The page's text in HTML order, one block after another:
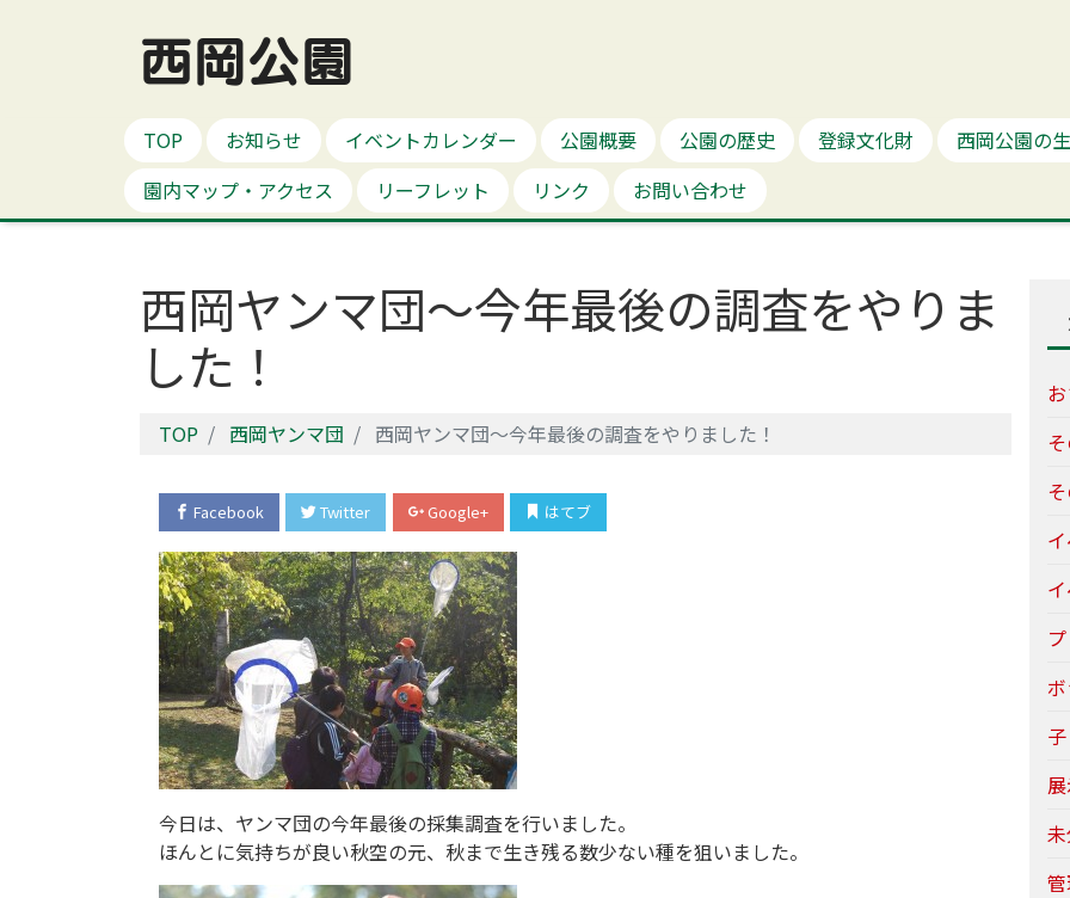
西岡公園
TOP お知らせ イベントカレンダー 公園概要 公園の歴史 登録文化財
西岡公園の
園内マップ・アクセス
リーフレット リンク お問い合わせ
西岡ヤンマ団～今年最後の調査をやりま
した！
TOP 西岡ヤンマ団 西岡ヤンマ団～今年最後の調査をやりました！
Facebook Twitter Google+ はてブ
今日は、ヤンマ団の今年最後の採集調査を行いました。
ほんとに気持ちが良い秋空の元、秋まで生き残る数少ない種を狙いました。